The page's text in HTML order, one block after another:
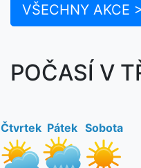
VŠECHNY AKCE >
POČASÍ V
Čtvrtek Pátek Sobota